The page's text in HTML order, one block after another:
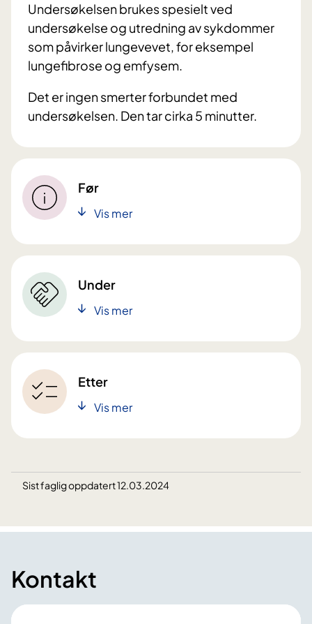
Undersøkelsen brukes spesielt ved
undersøkelse og utredning av sykdommer
som påvirker lungevevet, for eksempel
lungefibrose og emfysem.
Det er ingen smerter forbundet med
undersøkelsen. Den tar cirka 5 minutter.
Før
Vis mer
Under
Vis mer
Etter
Vis mer
Sist faglig oppdatert 12.03.2024
Kontakt